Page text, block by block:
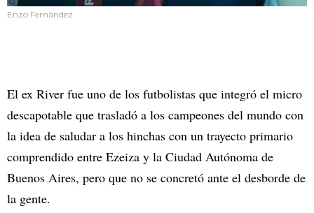
Enzo Fernández
El ex River fue uno de los futbolistas que integró el micro
descapotable que trasladó a los campeones del mundo con
la idea de saludar a los hinchas con un trayecto primario
comprendido entre Ezeiza y la Ciudad Autónoma de
Buenos Aires, pero que no se concretó ante el desborde de
la gente.